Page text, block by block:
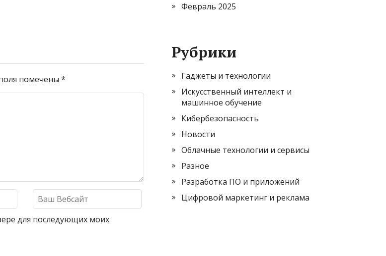
помечены *
для последующих моих
Февраль 2025
Рубрики
Гаджеты и технологии
Искусственный интеллект и
машинное обучение
Кибербезопасность
Новости
Облачные технологии и сервисы
Разное
Разработка ПО и приложений
Цифровой маркетинг и реклама